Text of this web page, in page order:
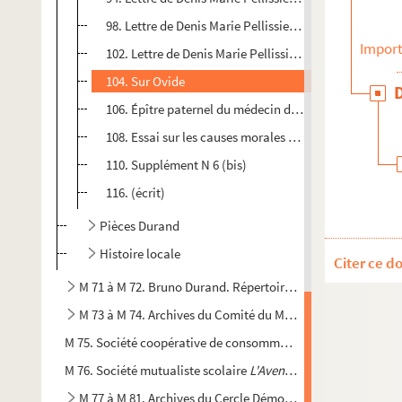
98. Lettre de Denis Marie Pellissier à son fils
102. Lettre de Denis Marie Pellissier écrite un mois
104. Sur Ovide
106. Épître paternel du médecin de village à son fils
108. Essai sur les causes morales & physiques de la
110. Supplément N 6 (bis)
116. (écrit)
Pièces Durand
Histoire locale
M 71 à M 72. Bruno Durand. Répertoire du Félibrige
M 73 à M 74. Archives du Comité du Monument à Joseph
M 75. Société coopérative de consommation
M 76. Société mutualiste scolaire L'Avenir. Registre de
M 77 à M 81. Archives du Cercle Démocratique de Saint-
Citer ce